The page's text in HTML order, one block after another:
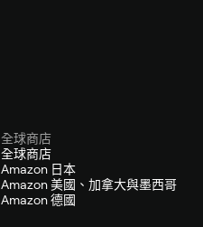
全球商店
全球商店
Amazon 日本
Amazon 美國、加拿大與墨西哥
Amazon 德國